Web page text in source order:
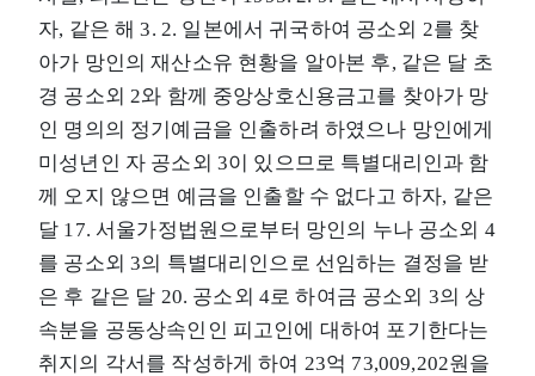
자, 같은 해 3. 2. 일본에서 귀국하여 공소외 2를 찾
아가 망인의 재산소유 현황을 알아본 후, 같은 달 초
경 공소외 2와 함께 중앙상호신용금고를 찾아가 망
인 명의의 정기예금을 인출하려 하였으나 망인에게
미성년인 자 공소외 3이 있으므로 특별대리인과 함
께 오지 않으면 예금을 인출할 수 없다고 하자, 같은
달 17. 서울가정법원으로부터 망인의 누나 공소외 4
를 공소외 3의 특별대리인으로 선임하는 결정을 받
은 후 같은 달 20. 공소외 4로 하여금 공소외 3의 상
속분을 공동상속인인 피고인에 대하여 포기한다는
취지의 각서를 작성하게 하여 23억 73,009,202원을